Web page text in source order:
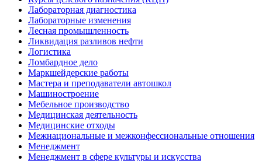
Лабораторная диагностика
Лабораторные изменения
Лесная промышленность
Ликвидация разливов нефти
Логистика
Ломбардное дело
Маркшейдерские работы
Мастера и преподаватели автошкол
Машиностроение
Мебельное производство
Медицинская деятельность
Медицинские отходы
Межнациональные и межконфессиональные отношения
Менеджмент
Менеджмент в сфере культуры и искусства